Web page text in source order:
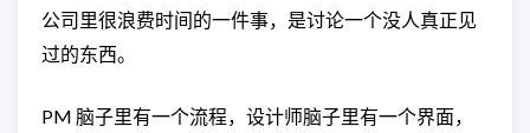
公司里很浪费时间的一件事，是讨论一个没人真正见
过的东西。
PM 脑子里有一个流程，设计师脑子里有一个界面，